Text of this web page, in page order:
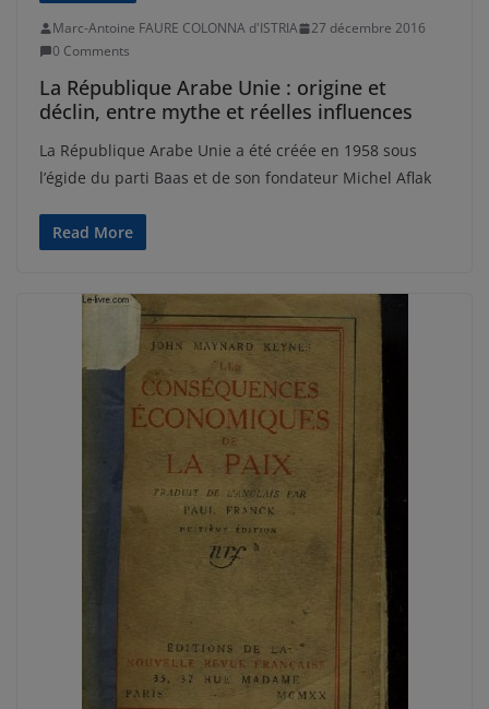
Marc-Antoine FAURE COLONNA d'ISTRIA
27 décembre 2016
0 Comments
La République Arabe Unie : origine et
déclin, entre mythe et réelles influences
La République Arabe Unie a été créée en 1958 sous
l’égide du parti Baas et de son fondateur Michel Aflak
Read More